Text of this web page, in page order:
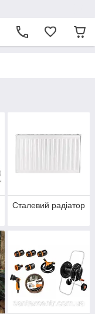
Сталевий радіатор